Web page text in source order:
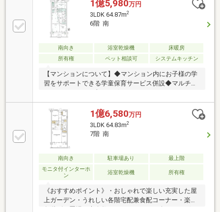
ザー・浴室乾燥機・タッチレス水栓(洗面室)・手洗い
カウンター(トイレ)・宅配ボックス▼周辺環境・マル
エツプチ高田馬場店 徒歩2分(約140m)※専有面積にト
ランクルーム面積1.44平米を含む■ ご希望の住まい探
しをお手伝いします ━━━━━・・・物件の詳細・ご
相談はお気軽にお問い合わせください。
1億5,980万円
3LDK 64.87m2
6階 南
南向き 浴室乾燥機
床暖房
所有権
ペット相談可 システムキッチン
【マンションについて】◆マンション内にお子様の学
習をサポートできる学童保育サービス併設◆マルチス
ムキッズコーナー/ミーティングスペース/屋上ガーデ
ン等あり（一部有償）◆山手線/東西線/西武新宿線
「高田馬場」駅まで徒歩7分 西武新宿線「落合」駅
まで徒歩10分 3路線2駅利用可の立地◆総戸数325
戸・三井不動産旧分譲大規模レジデンス【お部屋につ
いて】◆6階部分・南向きのため、日当たり/眺望/通風
良好なお部屋◆床暖房設置（LD）◆キッチンにはタッ
チレス水栓・ディスポーザー・食洗機付◆大容量のウ
ォークスルークローゼット有
1億6,580万円
3LDK 64.83m2
7階 南
南向き 駐車場あり
最上階
モニタ付インターホ
ン
浴室乾燥機 所有権
《おすすめポイント》・おしゃれで楽しい充実した屋
上ガーデン・うれしい各階宅配兼食配コーナー・楽々